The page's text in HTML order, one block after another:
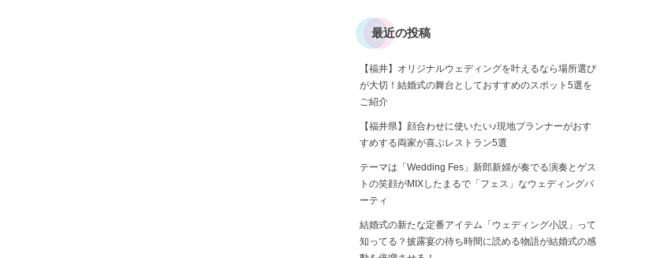
最近の投稿
【福井】オリジナルウェディングを叶えるなら場所選び
が大切！結婚式の舞台としておすすめのスポット5選を
ご紹介
【福井県】顔合わせに使いたい♪現地プランナーがおす
すめする両家が喜ぶレストラン5選
テーマは「Wedding Fes」新郎新婦が奏でる演奏とゲス
トの笑顔がMIXしたまるで「フェス」なウェディングパ
ーティ
結婚式の新たな定番アイテム「ウェディング小説」って
知ってる？披露宴の待ち時間に読める物語が結婚式の感